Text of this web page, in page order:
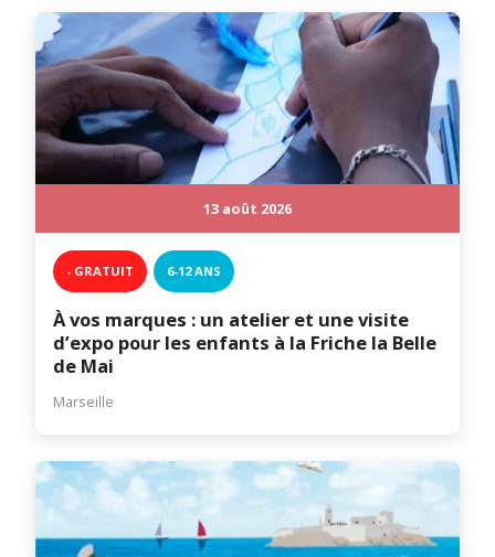
13 août 2026
- GRATUIT 6-12 ANS
À vos marques : un atelier et une visite
d’expo pour les enfants à la Friche la Belle
de Mai
Marseille